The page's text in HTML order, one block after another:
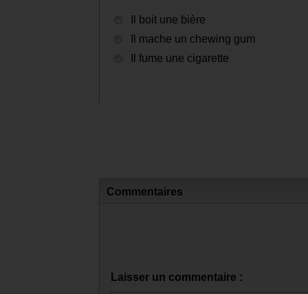
Il boit une bière
Il mache un chewing gum
Il fume une cigarette
Commentaires
Laisser un commentaire :